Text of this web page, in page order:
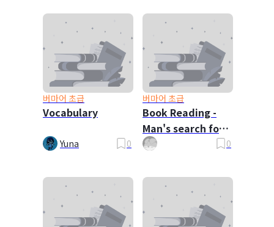
버마어 초급
Vocabulary
Yuna 0
버마어 초급
Book Reading -
Man's search for
meaning
0